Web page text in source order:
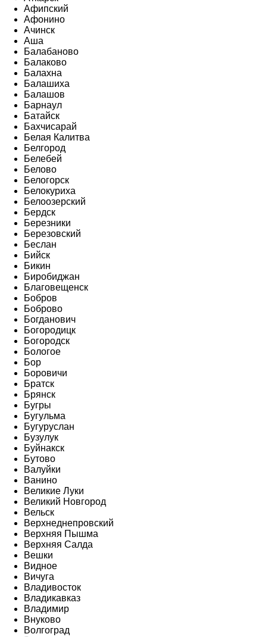
Афипский
Афонино
Ачинск
Аша
Балабаново
Балаково
Балахна
Балашиха
Балашов
Барнаул
Батайск
Бахчисарай
Белая Калитва
Белгород
Белебей
Белово
Белогорск
Белокуриха
Белоозерский
Бердск
Березники
Березовский
Беслан
Бийск
Бикин
Биробиджан
Благовещенск
Бобров
Боброво
Богданович
Богородицк
Богородск
Бологое
Бор
Боровичи
Братск
Брянск
Бугры
Бугульма
Бугуруслан
Бузулук
Буйнакск
Бутово
Валуйки
Ванино
Великие Луки
Великий Новгород
Вельск
Верхнеднепровский
Верхняя Пышма
Верхняя Салда
Вешки
Видное
Вичуга
Владивосток
Владикавказ
Владимир
Внуково
Волгоград